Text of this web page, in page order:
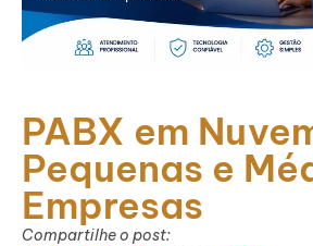
PABX em
Pequenas e
Empresas
Compartilhe o post: